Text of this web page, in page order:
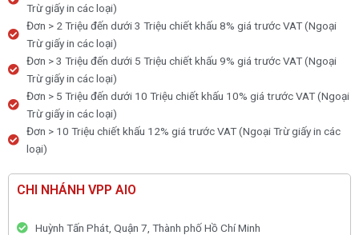
Trừ giấy in các loại)
Đơn > 2 Triệu đến dưới 3 Triệu chiết khấu 8% giá trước VAT (Ngoại
Trừ giấy in các loại)
Đơn > 3 Triệu đến dưới 5 Triệu chiết khấu 9% giá trước VAT (Ngoại
Trừ giấy in các loại)
Đơn > 5 Triệu đến dưới 10 Triệu chiết khấu 10% giá trước VAT (Ngoại
Trừ giấy in các loại)
Đơn > 10 Triệu chiết khấu 12% giá trước VAT (Ngoại Trừ giấy in các
loại)
CHI NHÁNH VPP AIO
Huỳnh Tấn Phát, Quận 7, Thành phố Hồ Chí Minh